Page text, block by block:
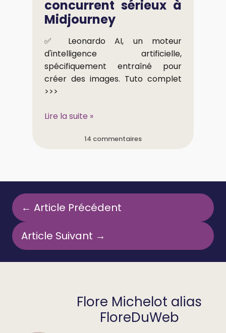
concurrent sérieux à
Midjourney
✅ Leonardo AI, un moteur
d'intelligence artificielle,
spécifiquement entraîné pour
créer des images. Tuto complet
>>>
Lire la suite »
14 commentaires
← Article Précédent
Article Suivant →
Flore Michelot alias
FloreDuWeb